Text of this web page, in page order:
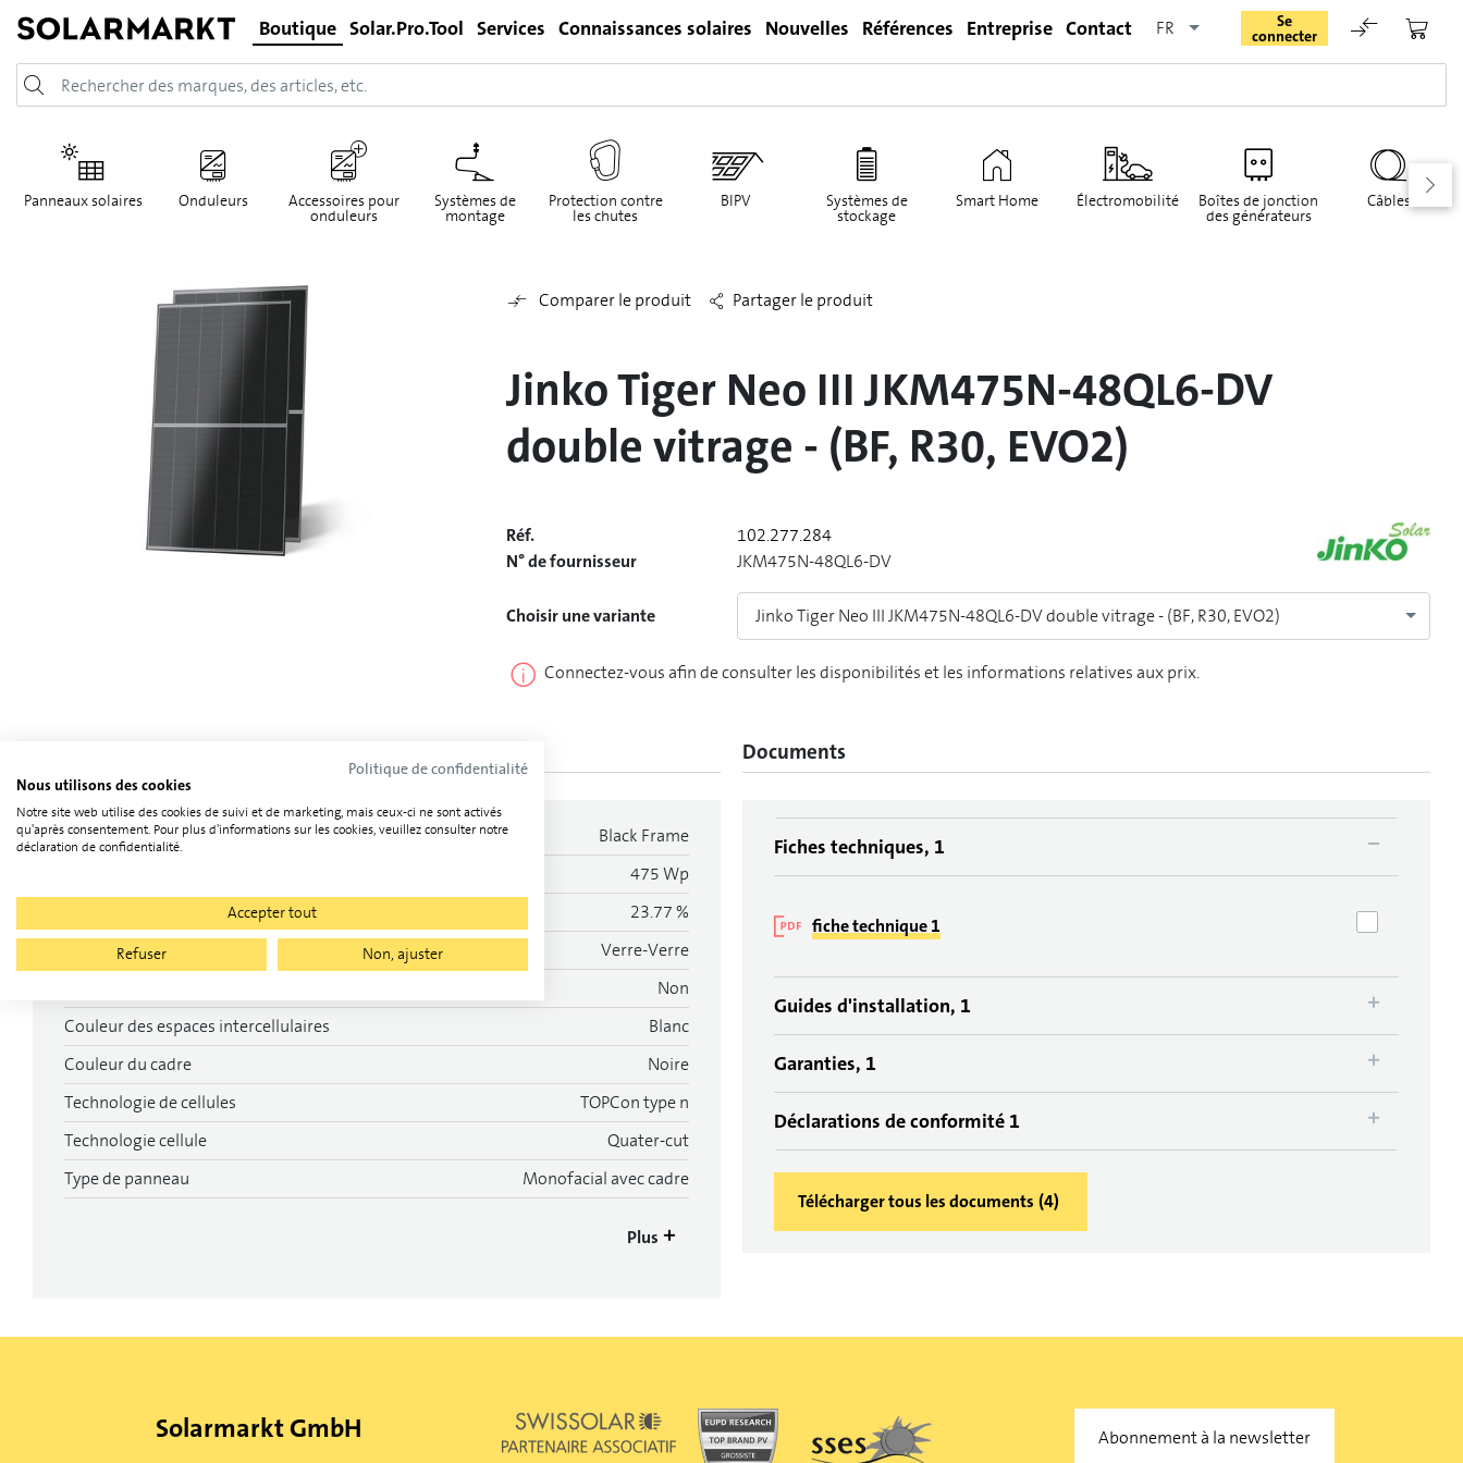
Boutique Solar.Pro.Tool Services Connaissances solaires Nouvelles Références Entreprise Contact FR Se
connecter
Login
Oublié le mot de passe
Demande d'enregistrement pour login
Panneaux solaires Onduleurs Accessoires pour
onduleurs
Systèmes de
montage
Protection contre
les chutes
BIPV Systèmes de
stockage
Smart Home Électromobilité Boîtes de jonction
des générateurs
Câbles
Comparer le produit Partager le produit
Jinko Tiger Neo III JKM475N-48QL6-DV
double vitrage - (BF, R30, EVO2)
Réf.
102.277.284
N° de fournisseur
JKM475N-48QL6-DV
Choisir une variante Jinko Tiger Neo III JKM475N-48QL6-DV double vitrage - (BF, R30, EVO2)
Connectez-vous afin de consulter les disponibilités et les informations relatives aux prix.
Catégorie
Black Frame
475 Wp
23.77 %
Structure de panneau
Verre-Verre
Non
Couleur des espaces intercellulaires
Blanc
Couleur du cadre
Noire
Technologie de cellules
TOPCon type n
Technologie cellule
Quater-cut
Type de panneau
Monofacial avec cadre
Plus
Documents
Fiches techniques, 1
fiche technique 1
Guides d'installation, 1
Garanties, 1
Déclarations de conformité 1
Télécharger tous les documents (4)
Solarmarkt GmbH Abonnement à la newsletter
Politique de confidentialité
Nous utilisons des cookies
Notre site web utilise des cookies de suivi et de marketing, mais ceux-ci ne sont activés
qu'après consentement. Pour plus d'informations sur les cookies, veuillez consulter notre
déclaration de confidentialité.
Accepter tout
Refuser
Non, ajuster